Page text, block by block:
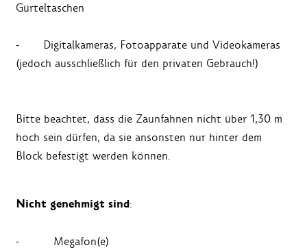
Gürteltaschen
- Digitalkameras, Fotoapparate und Videokameras
(jedoch ausschließlich für den privaten Gebrauch!)
Bitte beachtet, dass die Zaunfahnen nicht über 1,30 m
hoch sein dürfen, da sie ansonsten nur hinter dem
Block befestigt werden können.
Nicht genehmigt sind:
- Megafon(e)